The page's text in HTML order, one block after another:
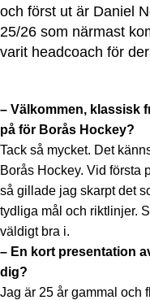
och först ut är Daniel
25/26 som närmast
varit headcoach för
– Välkommen, klassisk
på för Borås Hockey?
Tack så mycket. Det
Borås Hockey. Vid första
så gillade jag skarpt det
tydliga mål och riktlinjer.
väldigt bra i.
– En kort presentation
dig?
Jag är 25 år gammal och